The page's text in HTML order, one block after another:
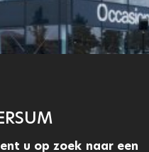
u op zoek naar een